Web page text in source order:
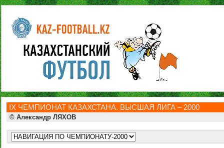
IХ ЧЕМПИОНАТ КАЗАХСТАНА. ВЫСШАЯ ЛИГА – 2000
© Александр ЛЯХОВ